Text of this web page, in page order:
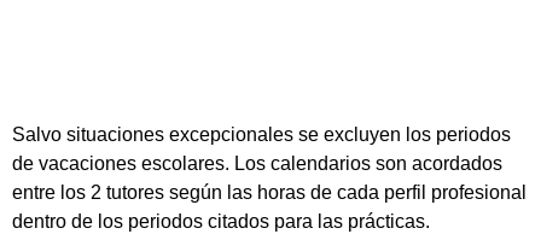
Salvo situaciones excepcionales se excluyen los periodos
de vacaciones escolares. Los calendarios son acordados
entre los 2 tutores según las horas de cada perfil profesional
dentro de los periodos citados para las prácticas.